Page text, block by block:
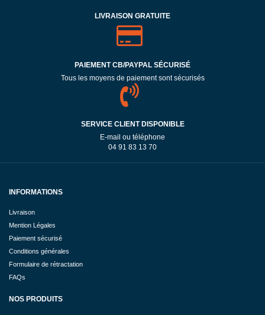
LIVRAISON GRATUITE
PAIEMENT CB/PAYPAL SÉCURISÉ
Tous les moyens de paiement sont sécurisés
SERVICE CLIENT DISPONIBLE
E-mail ou téléphone
04 91 83 13 70
INFORMATIONS
Livraison
Mention Légales
Paiement sécurisé
Conditions générales
Formulaire de rétractation
FAQs
NOS PRODUITS